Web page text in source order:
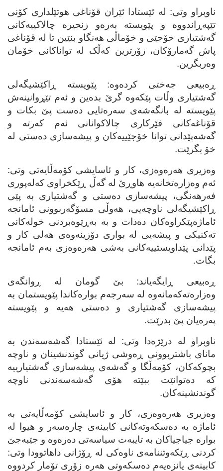
ناوبراو وتی: له‌ ئێستادا ئێران قۆناغی هوتێلداری کۆنی
تێپه‌ڕاندووه‌ و پێویسته‌ به‌ره‌و زنجیره‌ چالاکییه‌کانی
گه‌شتیاری خۆجێی و خۆماڵی هه‌نگاو بنێین تا له‌ قۆناغی
پاش گه‌مارۆکان، زۆرترین که‌ڵک له‌ تواناکانی خۆمان
وه‌ربگرین.
ڕه‌بیعی جه‌ختی کرده‌وه‌: پێویسته‌ ڕاکێشیگه‌لی
گه‌شتیاری وڵات پێکه‌وه‌ گرێ بده‌ین و ئه‌م تێڕوانینه‌ش
پێویسته‌ له‌ بانگه‌شه‌ی سه‌ره‌تایی ده‌ست پێ بکات و
قۆناغه‌کانی فێرکاری چالاکوانانی ئه‌م که‌رته‌ و
گه‌شه‌پێدانی توانا خۆجێییه‌کان و پیشه‌سازی ده‌ستی له‌
خۆ بگرێت.
وه‌زیری هه‌ره‌وه‌زی، کار و ئاسایشی کۆمه‌ڵایه‌تی وتی:
ئه‌م وه‌زاره‌تخانه‌یه‌ هاوڕێ له‌ گه‌ڵ ڕێکخراوی که‌له‌پوری
فه‌رهه‌نگی، پیشه‌سازی ده‌ستی و گه‌شتیاری به‌ پێی
ڕاکێشیگه‌لی ناوچه‌یی، هه‌وڵی مسۆگه‌ربوونی ئامانجه‌
ئاماژه‌پێکراوه‌کان ده‌دات و به‌ به‌ڕێوه‌بردنی خوله‌کانی
ته‌کنیکی و پیشه‌یی له‌ بواری دۆزینه‌وه‌ی هه‌لی کار و
پێدانی پێداویستییه‌کانی به‌شی هه‌ره‌وه‌زی به‌م ئامانجه‌
بگات.
ڕه‌بیعی ڕایگه‌یاند: بێ گومان له‌ ڕوانگه‌ی
وه‌زاره‌ته‌که‌مانه‌وه‌ له‌ سه‌رجه‌م بواره‌کاندا پێویستمان به‌
پیشه‌سازی گه‌شتیاری و ده‌ستی هه‌یه‌ و پێویسته‌
په‌ره‌یان پێ بدرێت.
ناوبراو له‌ درێژه‌دا وتی: له‌ ئێستادا گه‌شه‌سه‌ندن به‌
مانای باشتربوونی ڕه‌وشی ژیانی گوندنشینان و ناوچه‌
بچوکه‌کان، کۆمه‌ڵگا و گه‌شه‌ی پیشه‌سازی گه‌شتیارییه‌
که‌ ده‌توانێت ببێته‌ هۆی گه‌شه‌سه‌ندنی ناوچه‌
گوندنشینه‌کان.
وه‌زیری هه‌ره‌وه‌زی، کار و ئاسایشی کۆمه‌ڵایه‌تی به‌
ئاماژه‌ به‌ ده‌سکه‌وته‌کانی کابینه‌ی چاره‌سه‌ر و هیوا له‌
بواره‌ جیاجیاکان به‌ تایبه‌ت سیاسه‌تی ده‌ره‌وه‌ و جێبه‌جێ
کردنی ڕێکه‌وتننامه‌ی ناوه‌کی له‌ ڕۆژانی داهاتوودا وتی:
کابینه‌ی یانزه‌یه‌م ده‌سکه‌وتی هه‌ره‌ زۆری تۆمار کردووه‌